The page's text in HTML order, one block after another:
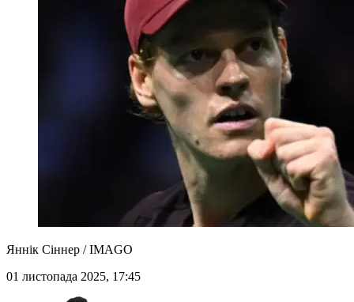
Яннік Сіннер / IMAGO
01 листопада 2025, 17:45